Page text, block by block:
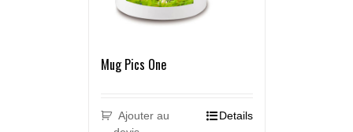
Mug Pics One
Ajouter au
Details